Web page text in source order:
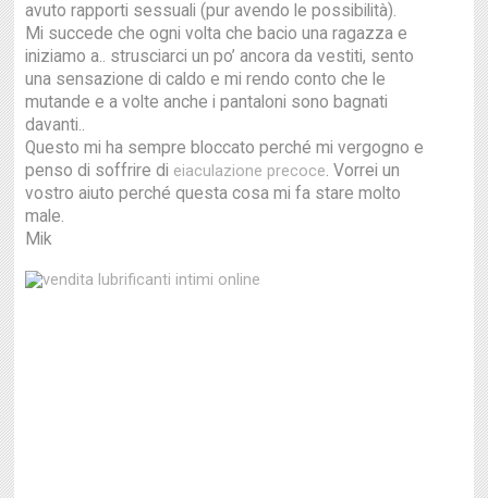
avuto rapporti sessuali (pur avendo le possibilità).
Mi succede che ogni volta che bacio una ragazza e
iniziamo a.. strusciarci un po’ ancora da vestiti, sento
una sensazione di caldo e mi rendo conto che le
mutande e a volte anche i pantaloni sono bagnati
davanti..
Questo mi ha sempre bloccato perché mi vergogno e
penso di soffrire di eiaculazione precoce. Vorrei un
vostro aiuto perché questa cosa mi fa stare molto
male.
Mik